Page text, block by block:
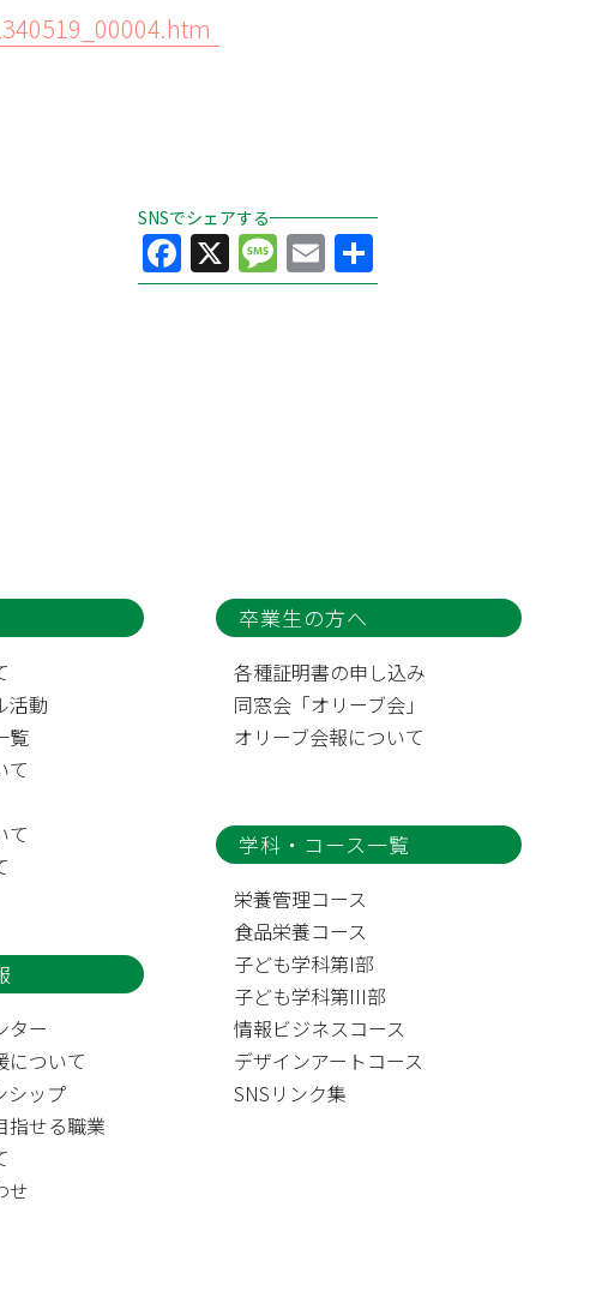
SNSでシェアする
Facebook
X Message
Email
有
活動
覧
て
て
卒業生の方へ
各種証明書の申し込み
同窓会「オリーブ会」
オリーブ会報について
学科・コース一覧
栄養管理コース
食品栄養コース
子ども学科第I部
子ども学科第III部
情報ビジネスコース
デザインアートコース
SNSリンク集
ター
について
シップ
指せる職業
せ